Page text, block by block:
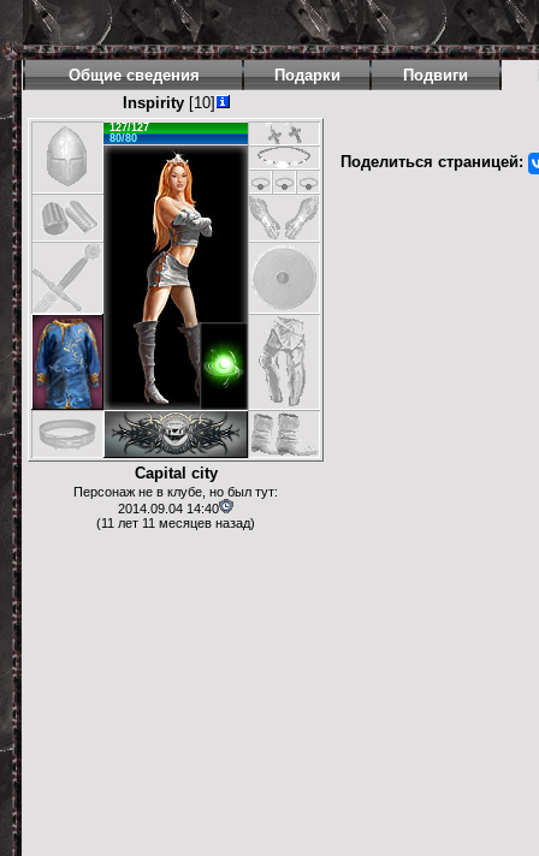
Общие сведения Подарки Подвиги
Inspirity[10]
127/127
80/80
Capital city
Персонаж не в клубе, но был тут:
2014.09.04 14:40
(11 лет 11 месяцев назад)
Поделиться страницей: